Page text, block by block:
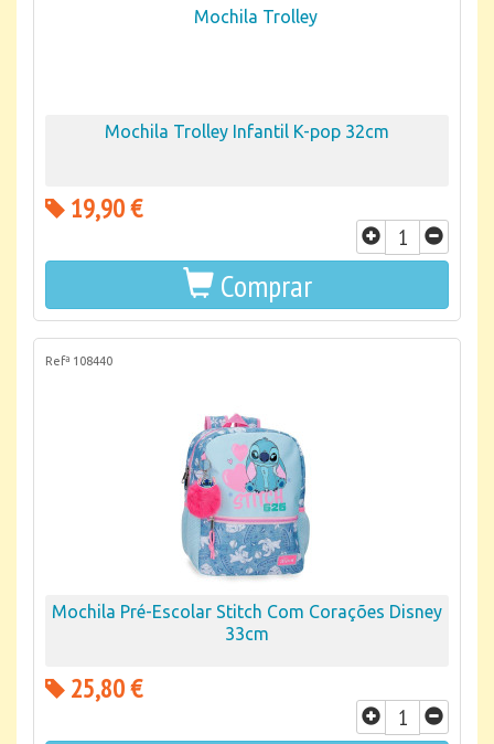
Mochila Trolley Infantil K-pop 32cm
19,90 €
Comprar
Refª 108440
Mochila Pré-Escolar Stitch Com Corações Disney
33cm
25,80 €